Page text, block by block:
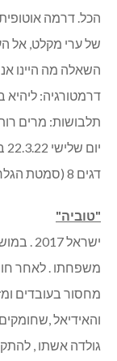
הכל. דרמה
של ערי מקלט, אל
השאלה מה היינו
דרמטורגיה:
תלבושות: מרים
דגים 8 (סמטת הגלריות) יפו העתיקה.
"טוביה"
ישראל
משפחתו . לאחר
מחסור בעובדים
והאידיאל
גולדה אשתו ,